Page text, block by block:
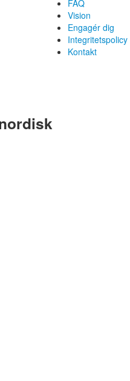
FAQ
Vision
Engagér dig
Integritetspolicy
Kontakt